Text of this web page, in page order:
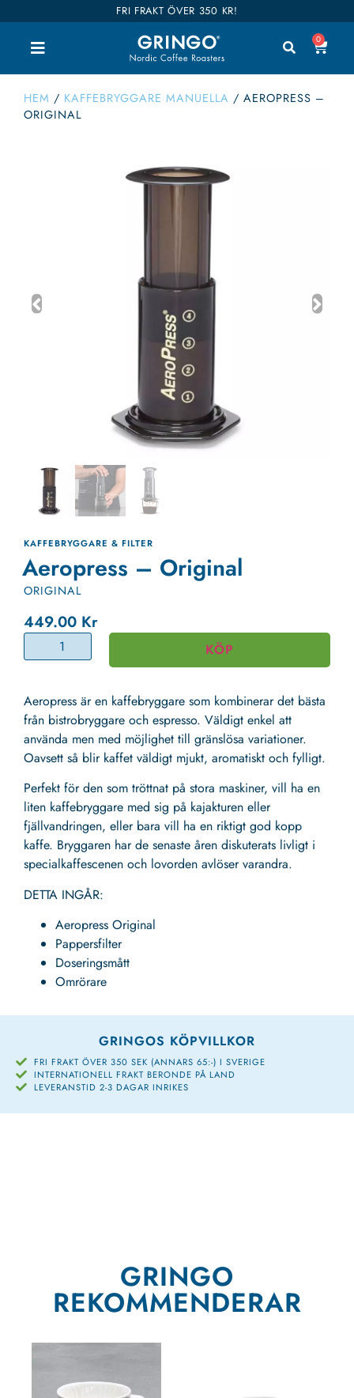
FRI FRAKT ÖVER 350 KR!
0
HEM / KAFFEBRYGGARE MANUELLA / AEROPRESS –
ORIGINAL
KAFFEBRYGGARE & FILTER
Aeropress – Original
ORIGINAL
449.00 Kr
KÖP
Aeropress är en kaffebryggare som kombinerar det bästa
från bistrobryggare och espresso. Väldigt enkel att
använda men med möjlighet till gränslösa variationer.
Oavsett så blir kaffet väldigt mjukt, aromatiskt och fylligt.
Perfekt för den som tröttnat på stora maskiner, vill ha en
liten kaffebryggare med sig på kajakturen eller
fjällvandringen, eller bara vill ha en riktigt god kopp
kaffe. Bryggaren har de senaste åren diskuterats livligt i
specialkaffescenen och lovorden avlöser varandra.
DETTA INGÅR:
Aeropress Original
Pappersfilter
Doseringsmått
Omrörare
GRINGOS KÖPVILLKOR
FRI FRAKT ÖVER 350 SEK (ANNARS 65:-) I SVERIGE
INTERNATIONELL FRAKT BERONDE PÅ LAND
LEVERANSTID 2-3 DAGAR INRIKES
GRINGO
REKOMMENDERAR